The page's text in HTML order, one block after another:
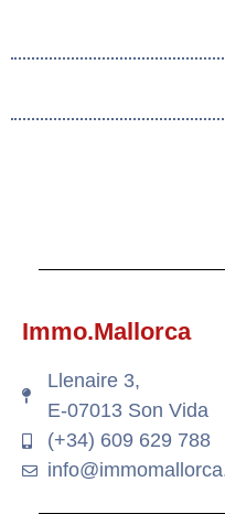
Immo.Mallorca
Llenaire 3,
E-07013 Son Vida
(+34) 609 629 788